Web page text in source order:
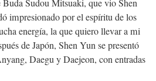
Buda Sudou Mitsuaki, que vio Shen
impresionado por el espíritu de los
energía, la que quiero llevar a mi
de Japón, Shen Yun se presentó
Daegu y Daejeon, con entradas